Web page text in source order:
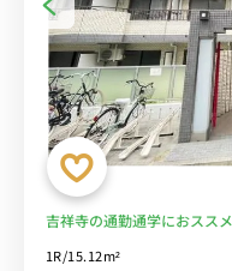
吉祥寺の通勤通学におスス
電車を完全回避で安心 ■選
1R/15.12m²